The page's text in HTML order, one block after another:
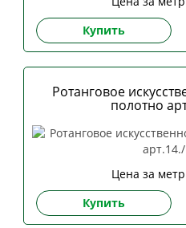
Купить
Ротанговое
полотно
Цена за
Купить